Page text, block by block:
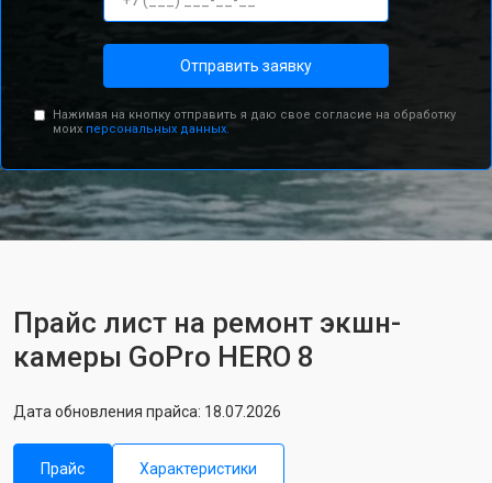
Отправить заявку
Нажимая на кнопку отправить я даю свое согласие на обработку
моих персональных данных.
Прайс лист на ремонт экшн-
камеры GoPro HERO 8
Дата обновления прайса: 18.07.2026
Прайс Характеристики